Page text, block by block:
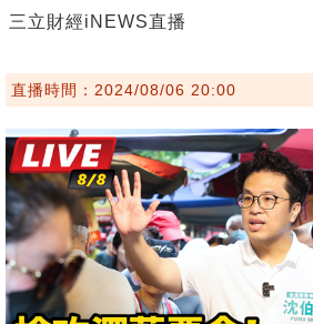
三立財經iNEWS直播
直播時間：2024/08/06 20:00